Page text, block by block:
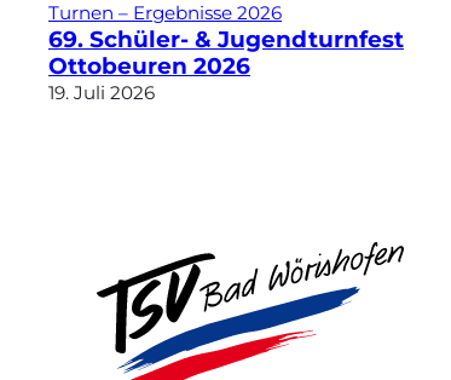
Turnen – Ergebnisse 2026
69. Schüler- & Jugendturnfest
Ottobeuren 2026
19. Juli 2026